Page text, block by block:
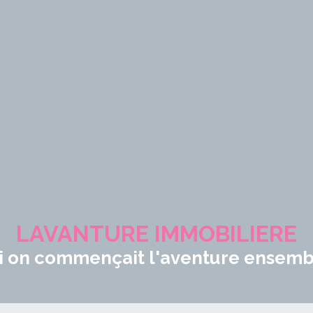
LAVANTURE IMMOBILIERE
on commençait l'aventure